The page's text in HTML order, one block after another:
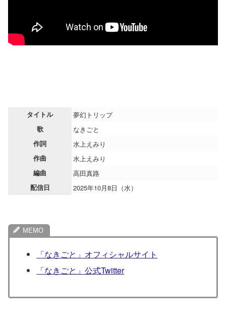
タイトル 夢幻トリップ
歌 なきごと
作詞 水上えみり
作曲 水上えみり
編曲 高田真路
配信日 2025年10月8日（水）
「なきごと」オフィシャルサイト
「なきごと」公式Twitter